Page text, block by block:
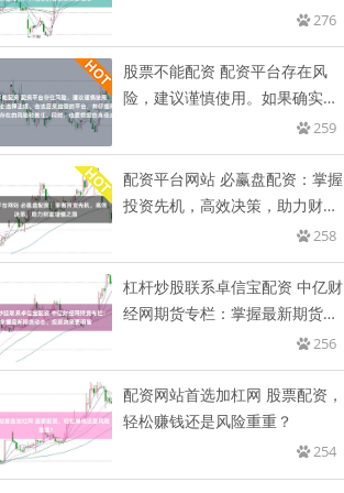
276
股票不能配资 配资平台存在风
险，建议谨慎使用。如果确实需
259
配资平台网站 必赢盘配资：掌握
投资先机，高效决策，助力财富
258
杠杆炒股联系卓信宝配资 中亿财
经网期货专栏：掌握最新期货动
256
配资网站首选加杠网 股票配资，
轻松赚钱还是风险重重？
254